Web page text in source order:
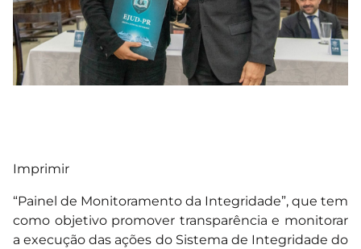
Imprimir
“Painel de Monitoramento da Integridade”, que tem
como objetivo promover transparência e monitorar
a execução das ações do Sistema de Integridade do